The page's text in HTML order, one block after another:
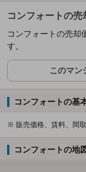
コンフォートの
コンフォートの売却
す。
このマン
コンフォートの基
※ 販売価格、賃料、間
コンフォートの地